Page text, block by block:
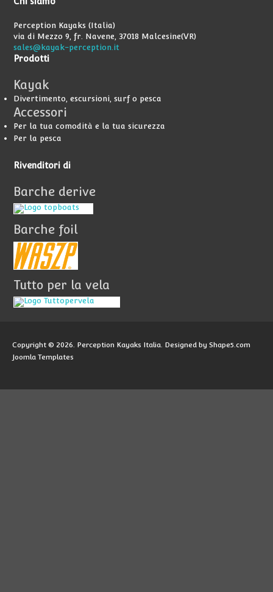
Perception Kayaks (Italia)
via di Mezzo 9, fr. Navene, 37018 Malcesine(VR)
sales@kayak-perception.it
Prodotti
Kayak
Divertimento, escursioni, surf o pesca
Accessori
Per la tua comodità e la tua sicurezza
Per la pesca
Rivenditori di
Barche derive
Barche foil
Tutto per la vela
Copyright © 2026. Perception Kayaks Italia. Designed by Shape5.com
Joomla Templates